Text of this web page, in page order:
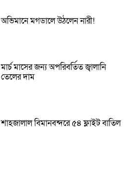
অভিমানে মগডালে উঠলেন নারী!
মার্চ মাসের জন্য অপরিবর্তিত জ্বালানি
তেলের দাম
শাহজালাল বিমানবন্দরে ৫৪ ফ্লাইট বাতিল